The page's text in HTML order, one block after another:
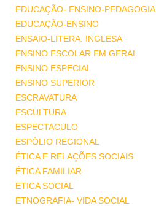
EDUCAÇÃO- ENSINO-PEDAGOGIA
EDUCAÇÃO-ENSINO
ENSAIO-LITERA. INGLESA
ENSINO ESCOLAR EM GERAL
ENSINO ESPECIAL
ENSINO SUPERIOR
ESCRAVATURA
ESCULTURA
ESPECTACULO
ESPÓLIO REGIONAL
ÉTICA E RELAÇÕES SOCIAIS
ÉTICA FAMILIAR
ETICA SOCIAL
ETNOGRAFIA- VIDA SOCIAL